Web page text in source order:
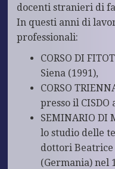
docenti stranieri di
In questi anni di
professionali:
CORSO DI
Siena (1991),
CORSO
presso il CISDO
SEMINARIO DI
lo studio delle
dottori Beatrice
(Germania) nel